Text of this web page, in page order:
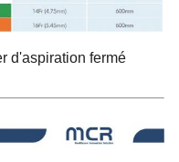
d'aspiration fermé